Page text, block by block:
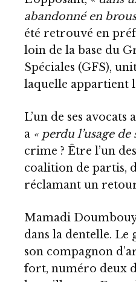
abandonné en
été retrouvé en
loin de la base du
Spéciales (GFS),
laquelle appartient
L’un de ses
a « perdu l’usage de
crime ? Être l’un
coalition de partis,
réclamant un
Mamadi
dans la dentelle. Le
son compagnon
fort, numéro deux